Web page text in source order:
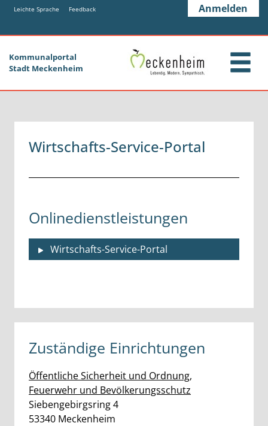
Zum Hauptinhalt springen
Zum Header
Zum Hauptinhalt
Zum Footer
Leichte Sprache Feedback Anmelden
Kommunalportal
Stadt Meckenheim
Wirtschafts-Service-Portal
Onlinedienstleistungen
Wirtschafts-Service-Portal
Zuständige Einrichtungen
Öffentliche Sicherheit und Ordnung,
Feuerwehr und Bevölkerungsschutz
Straße:
SiebengebirgsringHausnummer:
4
PLZ:
53340 Ort:
Meckenheim